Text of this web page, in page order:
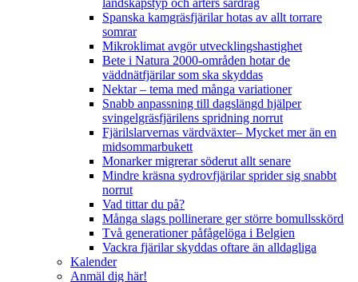
Spanska kamgräsfjärilar hotas av allt torrare
somrar
Mikroklimat avgör utvecklingshastighet
Bete i Natura 2000-områden hotar de
väddnätfjärilar som ska skyddas
Nektar – tema med många variationer
Snabb anpassning till dagslängd hjälper
svingelgräsfjärilens spridning norrut
Fjärilslarvernas värdväxter– Mycket mer än en
midsommarbukett
Monarker migrerar söderut allt senare
Mindre kräsna sydrovfjärilar sprider sig snabbt
norrut
Vad tittar du på?
Många slags pollinerare ger större bomullsskörd
Två generationer påfågelöga i Belgien
Vackra fjärilar skyddas oftare än alldagliga
Kalender
Anmäl dig här!